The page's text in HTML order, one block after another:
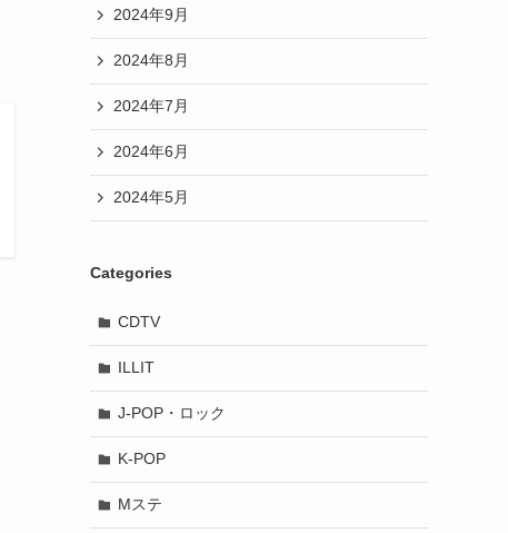
2024年9月
2024年8月
2024年7月
2024年6月
2024年5月
Categories
CDTV
ILLIT
J-POP・ロック
K-POP
Mステ